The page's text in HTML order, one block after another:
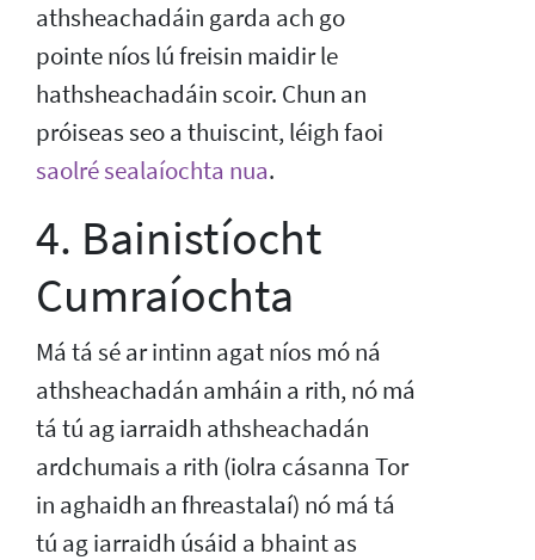
athsheachadáin garda ach go
pointe níos lú freisin maidir le
hathsheachadáin scoir. Chun an
próiseas seo a thuiscint, léigh faoi
saolré sealaíochta nua.
4. Bainistíocht
Cumraíochta
Má tá sé ar intinn agat níos mó ná
athsheachadán amháin a rith, nó má
tá tú ag iarraidh athsheachadán
ardchumais a rith (iolra cásanna Tor
in aghaidh an fhreastalaí) nó má tá
tú ag iarraidh úsáid a bhaint as